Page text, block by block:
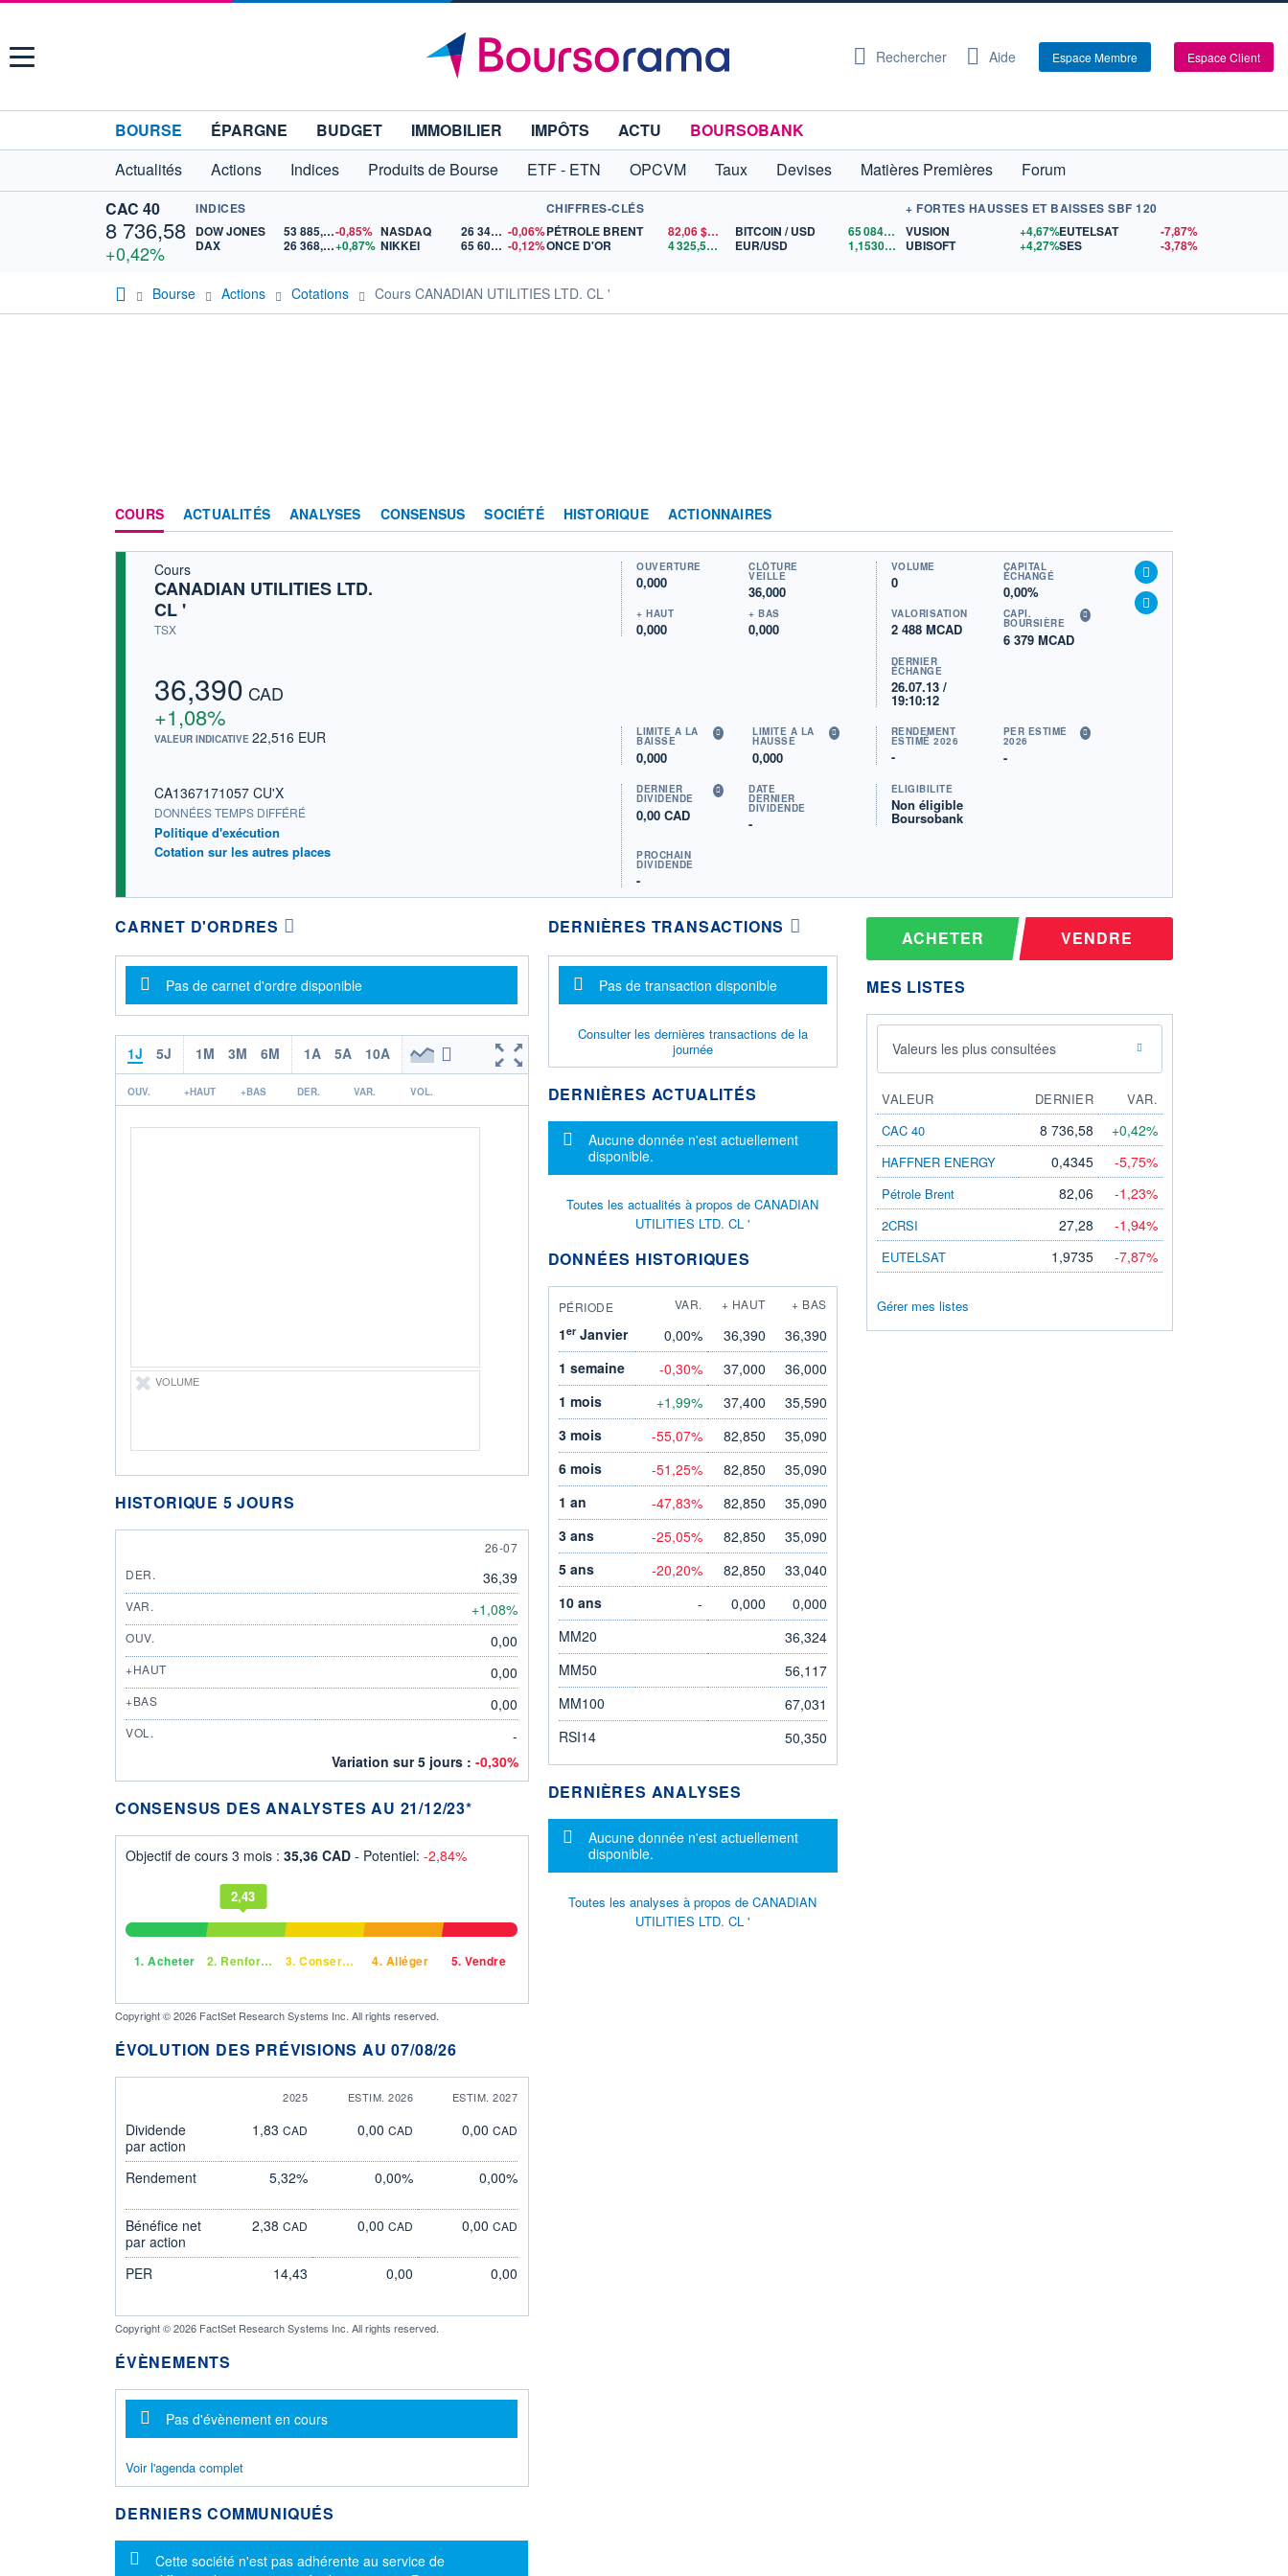
Menu Rechercher Aide Espace Membre Espace Client
BOURSE ÉPARGNE BUDGET IMMOBILIER IMPÔTS ACTU
BOURSOBANK
Actualités
Actions Indices Produits de Bourse ETF - ETN OPCVM Taux Devises Matières Premières
Forum
CAC 40
8 736,58
+0,42%
INDICES
DOW JONES
53 885,10-0,85%
DAX
26 368,11+0,87%
NASDAQ 26 348,35 -0,06%
NIKKEI
65 606,71 -0,12%
CHIFFRES-CLÉS
PÉTROLE BRENT
82,06$US
ONCE D'OR
4 325,55$US
BITCOIN / USD 65 084,98
$US
EUR/USD
1,1530
$US
+ FORTES HAUSSES ET BAISSES SBF 120
VUSION
+4,67%
UBISOFT
+4,27%
EUTELSAT
-7,87%
SES
-3,78%
Bourse Actions Cotations Cours CANADIAN UTILITIES LTD. CL '
COURS ACTUALITÉS ANALYSES CONSENSUS SOCIÉTÉ HISTORIQUE ACTIONNAIRES
Cours
CANADIAN UTILITIES LTD.
CL '
TSX
36,390 CAD
+1,08%
VALEUR INDICATIVE 22,516 EUR
CA1367171057 CU'X
DONNÉES TEMPS DIFFÉRÉ
Politique d'exécution
Cotation sur les autres places
OUVERTURE
0,000
CLÔTURE
VEILLE
36,000
+ HAUT
0,000
+ BAS
0,000
VOLUME
0
CAPITAL
ÉCHANGÉ
0,00%
VALORISATION
2 488 MCAD
CAPI.
BOURSIÈRE
6 379 MCAD
DERNIER
ÉCHANGE
26.07.13 /
19:10:12
LIMITE À LA
BAISSE
0,000
LIMITE À LA
HAUSSE
0,000
RENDEMENT
ESTIMÉ 2026
-
PER ESTIMÉ
2026
-
DERNIER
DIVIDENDE
0,00 CAD
DATE
DERNIER
DIVIDENDE
-
PROCHAIN
DIVIDENDE
-
ÉLIGIBILITÉ
Non éligible
Boursobank
CARNET D'ORDRES
Message d'information
Pas de carnet d'ordre disponible
1J 5J 1M 3M 6M 1A 5A 10A
OUV. +HAUT +BAS DER. VAR. VOL.
VOLUME
HISTORIQUE 5 JOURS
26 JULY
26-07
DER.
36,39
VAR. +1,08%
OUV. 0,00
+HAUT 0,00
+BAS 0,00
VOL.
-
Variation sur 5 jours : -0,30%
CONSENSUS DES ANALYSTES AU 21/12/23*
Objectif de cours 3 mois : 35,36 CAD - Potentiel: -2,84%
1. Acheter
2,43
2. Renforcer 3. Conserver 4. Alléger 5. Vendre
Copyright © 2026 FactSet Research Systems Inc. All rights reserved.
ÉVOLUTION DES PRÉVISIONS AU 07/08/26
2025 ESTIM. 2026 ESTIM. 2027
Dividende
par action
1,83 CAD 0,00 CAD 0,00 CAD
Rendement 5,32% 0,00% 0,00%
Bénéfice net
par action
2,38 CAD 0,00 CAD 0,00 CAD
PER 14,43 0,00 0,00
Copyright © 2026 FactSet Research Systems Inc. All rights reserved.
ÉVÈNEMENTS
Message d'information
Pas d'évènement en cours
Voir l'agenda complet
DERNIERS COMMUNIQUÉS
Message d'information
Cette société n'est pas adhérente au service de
DERNIÈRES TRANSACTIONS
Message d'information
Pas de transaction disponible
Consulter les dernières transactions de la
journée
DERNIÈRES ACTUALITÉS
Message d'information
Aucune donnée n'est actuellement
disponible.
Toutes les actualités à propos de CANADIAN
UTILITIES LTD. CL '
DONNÉES HISTORIQUES
PÉRIODE VAR. + HAUT + BAS
1erJanvier 0,00% 36,390
36,390
1 semaine
-0,30% 37,000
36,000
1 mois
+1,99% 37,400
35,590
3 mois
-55,07% 82,850
35,090
6 mois
-51,25% 82,850
35,090
1 an
-47,83% 82,850
35,090
3 ans
-25,05% 82,850
35,090
5 ans
-20,20% 82,850
33,040
10 ans
- 0,000
0,000
MM20
36,324
MM50
56,117
MM100
67,031
RSI14
50,350
DERNIÈRES ANALYSES
Message d'information
Aucune donnée n'est actuellement
disponible.
Toutes les analyses à propos de CANADIAN
UTILITIES LTD. CL '
ACHETER VENDRE
MES LISTES
Valeurs les plus consultées
VALEUR DERNIER
VAR.
CAC 40
8 736,58 +0,42%
HAFFNER ENERGY 0,4345 -5,75%
Pétrole Brent 82,06 -1,23%
2CRSI 27,28 -1,94%
EUTELSAT 1,9735 -7,87%
Gérer mes listes